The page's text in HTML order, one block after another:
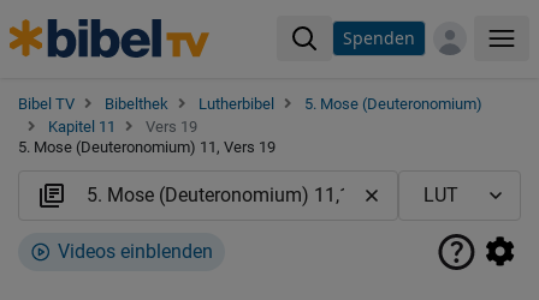
Spenden
Bibel TV Bibelthek Lutherbibel
5. Mose (Deuteronomium)
Kapitel 11
Vers 19
5. Mose (Deuteronomium) 11, Vers 19
Videos einblenden